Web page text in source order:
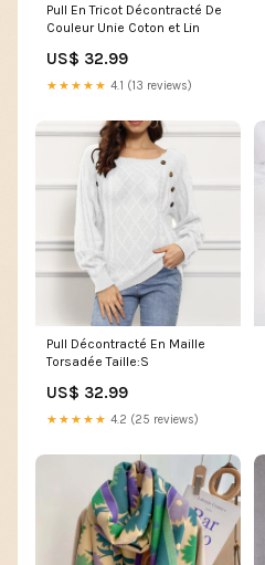
Pull En Tricot Décontracté De
Couleur Unie Coton et Lin
US$ 32.99
★★★★★ 4.1 (13 reviews)
Pull Décontracté En Maille
Torsadée Taille:S
US$ 32.99
★★★★★ 4.2 (25 reviews)